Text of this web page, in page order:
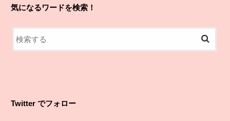
気になるワードを検索！
Twitter でフォロー